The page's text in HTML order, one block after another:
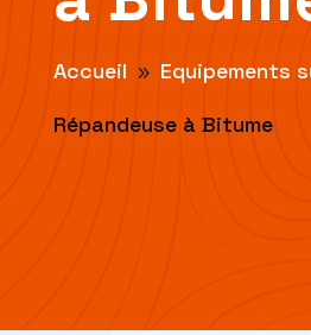
Accueil 9 Equipements
Répandeuse à Bitume